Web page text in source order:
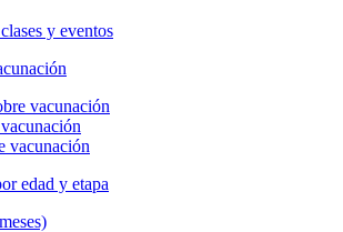
y eventos
vacunación
vacunación
edad y etapa